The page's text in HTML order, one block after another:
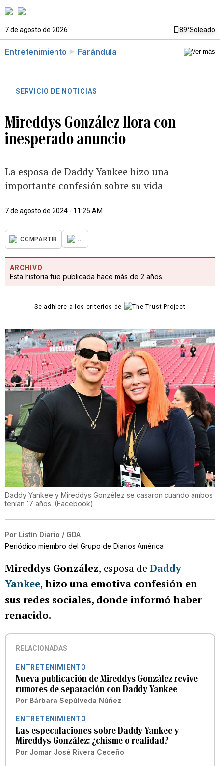
7 de agosto de 2026 89°Soleado
Entretenimiento Farándula
SERVICIO DE NOTICIAS
Mireddys González llora con
inesperado anuncio
La esposa de Daddy Yankee hizo una
importante confesión sobre su vida
7 de agosto de 2024 - 11:25 AM
COMPARTIR ...
ARCHIVO
Esta historia fue publicada hace más de 2 años.
Se adhiere a los criterios de
Daddy Yankee y Mireddys Gonzélez se casaron cuando ambos
tenían 17 años. (Facebook)
Por Listín Diario / GDA
Periódico miembro del Grupo de Diarios América
Mireddys González, esposa de Daddy
Yankee, hizo una emotiva confesión en
sus redes sociales, donde informó haber
renacido.
RELACIONADAS
ENTRETENIMIENTO
Nueva publicación de Mireddys González revive
rumores de separación con Daddy Yankee
Por Bárbara Sepúlveda Núñez
ENTRETENIMIENTO
Las especulaciones sobre Daddy Yankee y
Mireddys González: ¿chisme o realidad?
Por Jomar José Rivera Cedeño